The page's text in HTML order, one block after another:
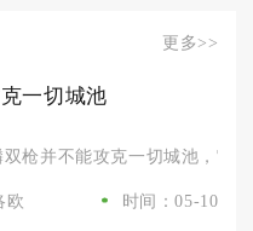
更多>>
一切城池
枪并不能攻克一切城池，它
欧 时间：05-10